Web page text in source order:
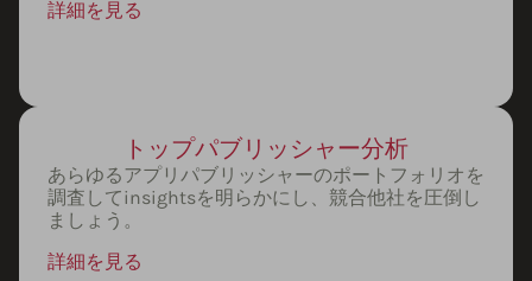
詳細を見る
トップパブリッシャー分析
あらゆるアプリパブリッシャーのポートフォリオを
調査してinsightsを明らかにし、競合他社を圧倒し
ましょう。
詳細を見る